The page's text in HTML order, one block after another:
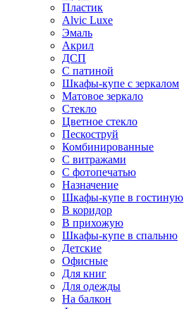
Пластик
Alvic Luxe
Эмаль
Акрил
ДСП
С патиной
Шкафы-купе с зеркалом
Матовое зеркало
Стекло
Цветное стекло
Пескоструй
Комбинированные
С витражами
С фотопечатью
Назначение
Шкафы-купе в гостиную
В коридор
В прихожую
Шкафы-купе в спальню
Детские
Офисные
Для книг
Для одежды
На балкон